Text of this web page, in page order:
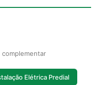
complementar
Elétrica Predial